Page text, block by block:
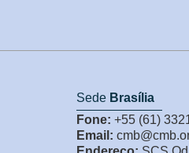
Sede Brasília
Fone: +55 (61)
Email: